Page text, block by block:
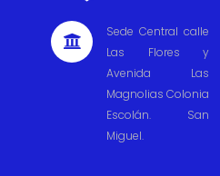

Sede Central calle
Las Flores y
Avenida Las
Magnolias Colonia
Escolán. San
Miguel.